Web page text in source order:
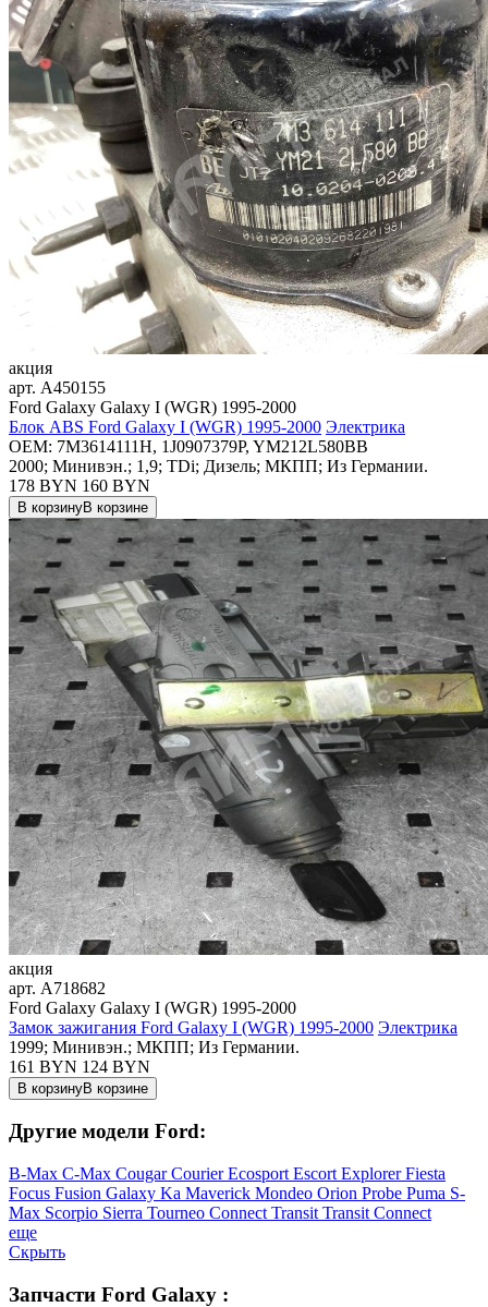
акция
арт. A450155
Ford Galaxy Galaxy I (WGR) 1995-2000
Блок ABS Ford Galaxy I (WGR) 1995-2000 Электрика
OEM: 7M3614111H, 1J0907379P, YM212L580BB
2000; Минивэн.; 1,9; TDi; Дизель; МКПП; Из Германии.
178 BYN 160 BYN
В корзинуВ корзине
акция
арт. A718682
Ford Galaxy Galaxy I (WGR) 1995-2000
Замок зажигания Ford Galaxy I (WGR) 1995-2000 Электрика
1999; Минивэн.; МКПП; Из Германии.
161 BYN 124 BYN
В корзинуВ корзине
Другие модели Ford:
B-Max C-Max CougarCourierEcosport Escort ExplorerFiesta
Focus Fusion Galaxy Ka Maverick Mondeo Orion Probe Puma S-
Max Scorpio Sierra Tourneo Connect Transit Transit Connect
еще
Скрыть
Запчасти Ford Galaxy :